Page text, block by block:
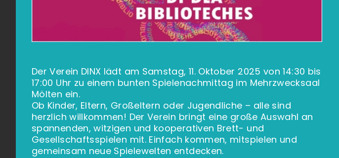
Der Verein DINX lädt am Samstag, 11. Oktober 2025 von 14:30 bis
17:00 Uhr zu einem bunten Spielenachmittag im Mehrzwecksaal
Mölten ein.
Ob Kinder, Eltern, Großeltern oder Jugendliche – alle sind
herzlich willkommen! Der Verein bringt eine große Auswahl an
spannenden, witzigen und kooperativen Brett- und
Gesellschaftsspielen mit. Einfach kommen, mitspielen und
gemeinsam neue Spielewelten entdecken.